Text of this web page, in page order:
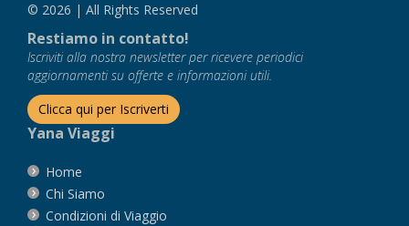
© 2026 | All Rights Reserved
Restiamo in contatto!
Iscriviti alla nostra newsletter per ricevere periodici
aggiornamenti su offerte e informazioni utili.
Clicca qui per Iscriverti
Yana Viaggi
Home
Chi Siamo
Condizioni di Viaggio